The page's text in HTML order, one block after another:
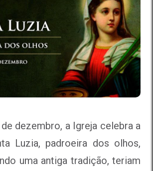
dezembro, a Igreja celebra a
Luzia, padroeira dos olhos,
uma antiga tradição, teriam